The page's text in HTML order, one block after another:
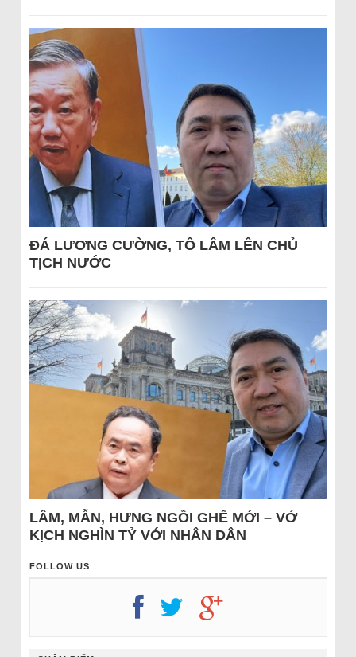
ĐÁ LƯƠNG CƯỜNG, TÔ LÂM LÊN CHỦ
TỊCH NƯỚC
LÂM, MẪN, HƯNG NGỒI GHẾ MỚI – VỞ
KỊCH NGHÌN TỶ VỚI NHÂN DÂN
FOLLOW US